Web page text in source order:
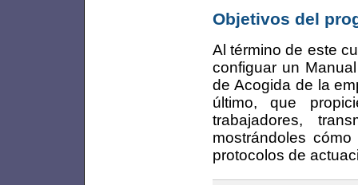
Objetivos del
Al término de este
configuar un
de Acogida de la
último, que
trabajadores,
mostrándoles
protocolos de